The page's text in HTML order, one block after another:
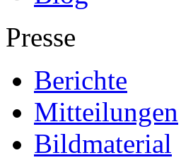
Presse
Berichte
Mitteilungen
Bildmaterial